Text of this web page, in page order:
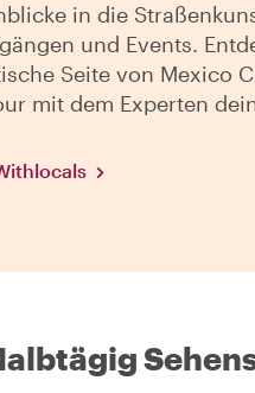
in die
und Events.
Seite von Mexico
mit dem Experten